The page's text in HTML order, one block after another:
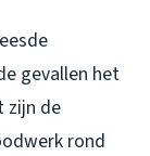
gevallen het
zijn de
rond